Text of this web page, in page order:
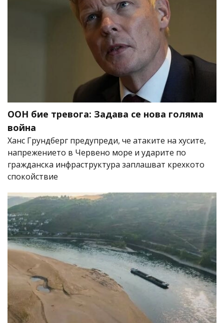
ООН бие тревога: Задава се нова голяма
война
Ханс Грундберг предупреди, че атаките на хусите,
напрежението в Червено море и ударите по
гражданска инфраструктура заплашват крехкото
спокойствие